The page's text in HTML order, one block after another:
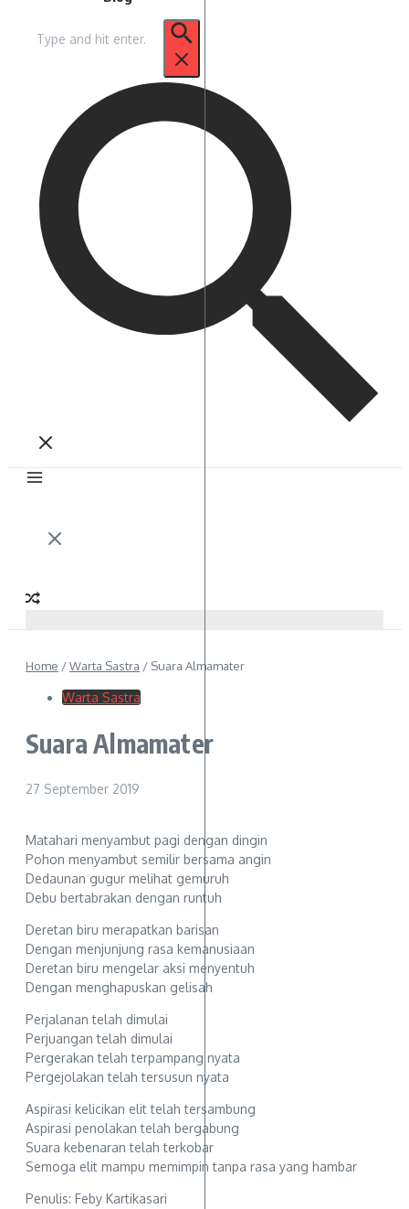
untuk:
Home /Warta Sastra / Suara Almamater
Warta Sastra
Suara Almamater
27 September 2019
Matahari menyambut pagi dengan dingin
Pohon menyambut semilir bersama angin
Dedaunan gugur melihat gemuruh
Debu bertabrakan dengan runtuh
Deretan biru merapatkan barisan
Dengan menjunjung rasa kemanusiaan
Deretan biru mengelar aksi menyentuh
Dengan menghapuskan gelisah
Perjalanan telah dimulai
Perjuangan telah dimulai
Pergerakan telah terpampang nyata
Pergejolakan telah tersusun nyata
Aspirasi kelicikan elit telah tersambung
Aspirasi penolakan telah bergabung
Suara kebenaran telah terkobar
Semoga elit mampu memimpin tanpa rasa yang hambar
Penulis: Feby Kartikasari